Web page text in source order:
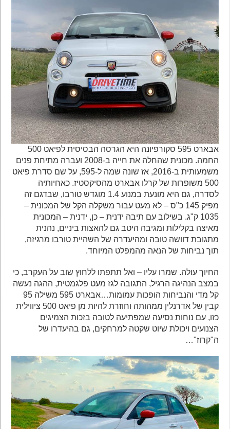
אבארט 595 סקורפיונה היא הגרסה הבסיסית לפיאט 500
החמה. מכונית שהחלה את חייה ב-2008 ועברה מתיחת פנים
משמעותית ב-2016, אז שונה שמה ל-595, על שם סדרת פיאט
500 משופרות של קרלו אבארט מהסיקסטיז. כאחיותיה
לסדרה, גם היא מונעת במנוע 1.4 מוגדש טורבו, שבדגם זה
מפיק 145 כ"ס – לא מעט עבור משקלה הקל של המכונית –
1035 ק"ג. בשילוב עם תיבה ידנית – כן, ידנית – המכונית
מאיצה בקלילות ומגיבה היטב גם להאצות ביניים, נהנית
מתגובת דוושה טובה ומהיעדרה של השהיית טורבו מרגיזה,
תוך נביחות של הנאה מהמפלט המיוחד.
החיוך עולה. שמרו עליו – ואל תתפתו ללחוץ שוב על העקרב, כי
במצב הנהיגה הרגיל, התגובה לגז מעט פלגמטית, ההגה נעשה
קל מדי והנביחות הופכות עמומות…אבארט 595 משילה 95
קבין של אדרנלין ממהותה וחוזרת להיות מן פיאט 500 ציווילית
כזו, עם נוחות נסיעה שמפתיעה לטובה בזכות הצמיגים
הצנועים ויכולת שיוט שקטה למרחקים, גם בהיעדרו של
ה"קרוז"…